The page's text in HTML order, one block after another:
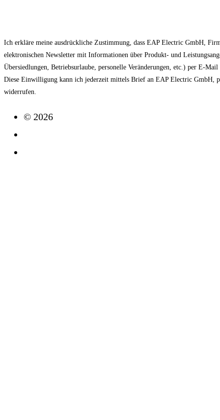
Ich erkläre meine ausdrückliche Zustimmung, dass EAP Electric GmbH,
elektronischen Newsletter mit Informationen über Produkt- und
Übersiedlungen, Betriebsurlaube, personelle Veränderungen, etc.) per E-
Diese Einwilligung kann ich jederzeit mittels Brief an EAP Electric GmbH,
widerrufen.
© 2026